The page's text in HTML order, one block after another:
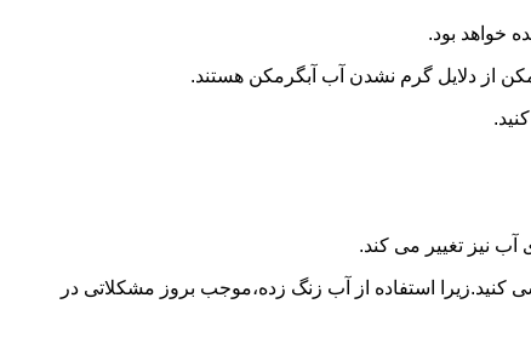
خواهد بود.
از دلایل گرم نشدن آب آبگرمکن هستند.
نیز تغییر می کند.
استفاده از آب زنگ زده،موجب بروز مشکلاتی در